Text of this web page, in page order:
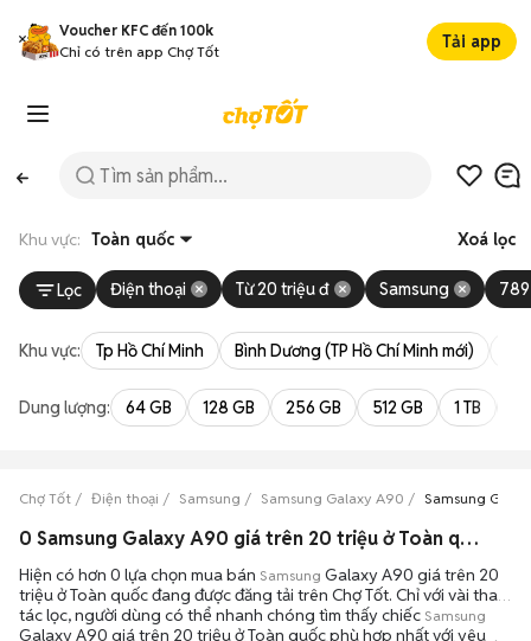
Voucher KFC đến 100k
Chỉ có trên app Chợ Tốt
Tải app
Khu vực: Toàn quốc Xoá lọc
Lọc Điện thoại Từ 20 triệu đ Samsung 789
Khu vực: Tp Hồ Chí Minh Bình Dương (TP Hồ Chí Minh mới)
Dung lượng: 64 GB 128 GB 256 GB 512 GB 1 TB
Chợ Tốt Điện thoại Samsung Samsung Galaxy A90 Samsung
0 Samsung Galaxy A90 giá trên 20 triệu ở Toàn quốc máy bền đẹp đang bán 08/2026
Hiện có hơn 0 lựa chọn mua bán Samsung Galaxy A90 giá trên 20
triệu ở Toàn quốc đang được đăng tải trên Chợ Tốt. Chỉ với vài thao
tác lọc, người dùng có thể nhanh chóng tìm thấy chiếc Samsung
Galaxy A90 giá trên 20 triệu ở Toàn quốc phù hợp nhất với yêu